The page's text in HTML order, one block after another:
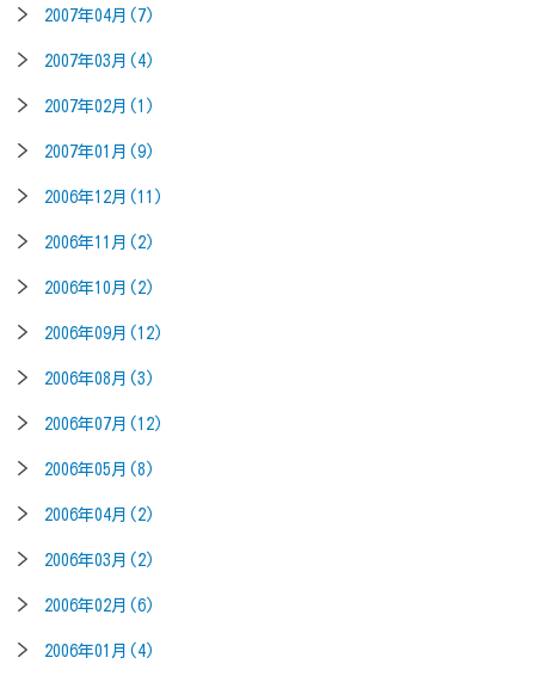
2007年04月(7)
2007年03月(4)
2007年02月(1)
2007年01月(9)
2006年12月(11)
2006年11月(2)
2006年10月(2)
2006年09月(12)
2006年08月(3)
2006年07月(12)
2006年05月(8)
2006年04月(2)
2006年03月(2)
2006年02月(6)
2006年01月(4)